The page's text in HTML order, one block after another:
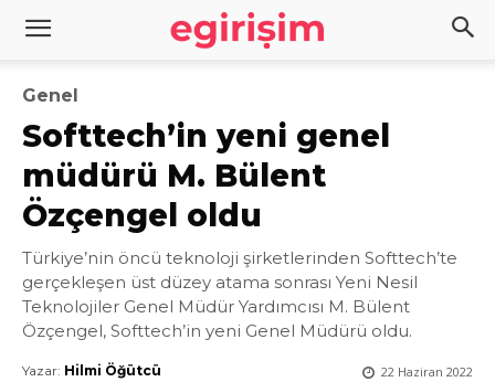
Genel
Softtech’in yeni genel
müdürü M. Bülent
Özçengel oldu
Türkiye’nin öncü teknoloji şirketlerinden Softtech’te
gerçekleşen üst düzey atama sonrası Yeni Nesil
Teknolojiler Genel Müdür Yardımcısı M. Bülent
Özçengel, Softtech’in yeni Genel Müdürü oldu.
22 Haziran 2022
Yazar: Hilmi Öğütcü